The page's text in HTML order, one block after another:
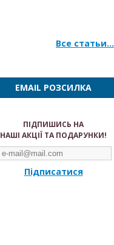
Все статьи...
EMAIL РОЗСИЛКА
ПІДПИШИСЬ НА
НАШІ АКЦІЇ ТА ПОДАРУНКИ!
Підписатися